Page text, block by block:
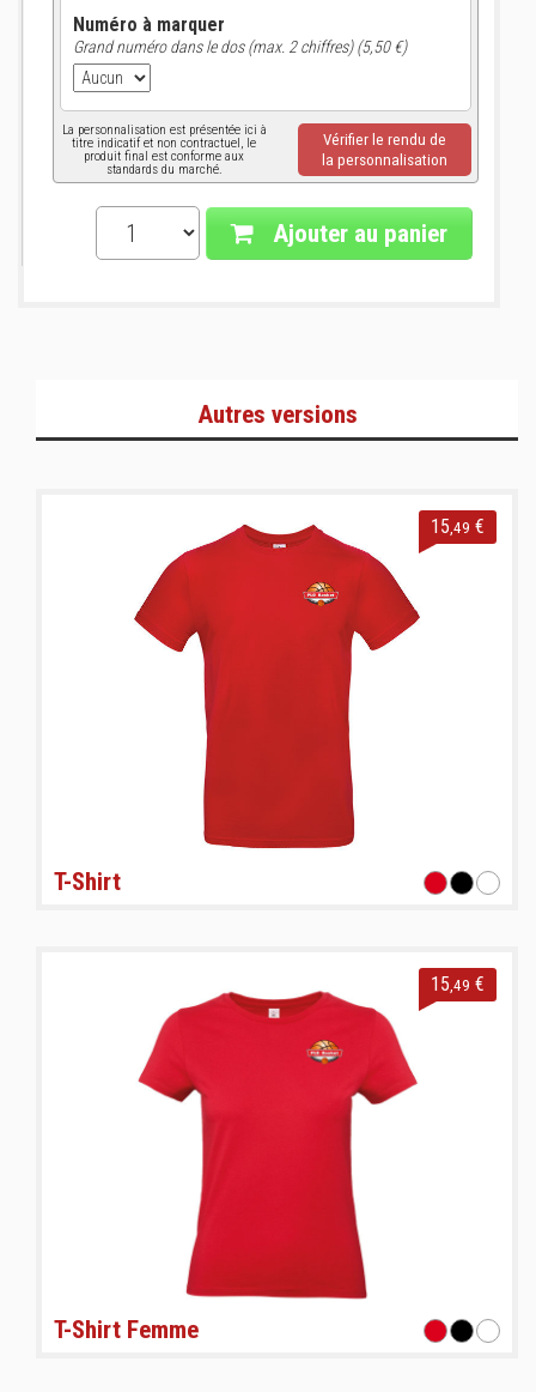
Numéro à marquer
Grand numéro dans le dos (max. 2 chiffres) (5,50 €)
La personnalisation est présentée ici à
titre indicatif et non contractuel, le
produit final est conforme aux
standards du marché.
Vérifier le rendu de
la personnalisation
Ajouter au panier
Autres versions
15 ,49 €
T-Shirt
15 ,49 €
T-Shirt Femme